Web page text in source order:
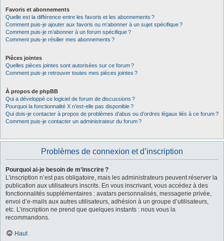
Favoris et abonnements
Quelle est la différence entre les favoris et les abonnements ?
Comment puis-je ajouter aux favoris ou m’abonner à un sujet spécifique ?
Comment puis-je m’abonner à un forum spécifique ?
Comment puis-je résilier mes abonnements ?
Pièces jointes
Quelles pièces jointes sont autorisées sur ce forum ?
Comment puis-je retrouver toutes mes pièces jointes ?
À propos de phpBB
Qui a développé ce logiciel de forum de discussions ?
Pourquoi la fonctionnalité X n’est-elle pas disponible ?
Qui dois-je contacter à propos de problèmes d’abus ou d’ordres légaux liés à ce forum ?
Comment puis-je contacter un administrateur du forum ?
Problèmes de connexion et d’inscription
Pourquoi ai-je besoin de m’inscrire ?
L’inscription n’est pas obligatoire, mais les administrateurs peuvent réserver la
publication aux utilisateurs inscrits. En vous inscrivant, vous accédez à des
fonctionnalités supplémentaires : avatars personnalisés, messagerie privée,
envoi d’e-mails aux autres utilisateurs, adhésion à un groupe d’utilisateurs,
etc. L’inscription ne prend que quelques instants : nous vous la
recommandons.
Haut